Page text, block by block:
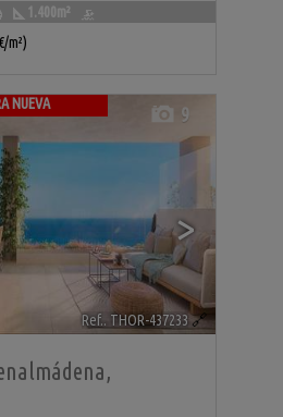
1.400m²
m²)
NUEVA
>
9
Ref.. THOR-437233 🔗
,